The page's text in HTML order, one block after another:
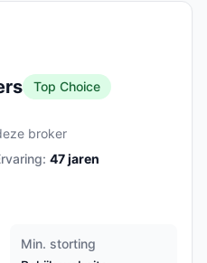
Top Choice
broker
47jaren
Min. storting